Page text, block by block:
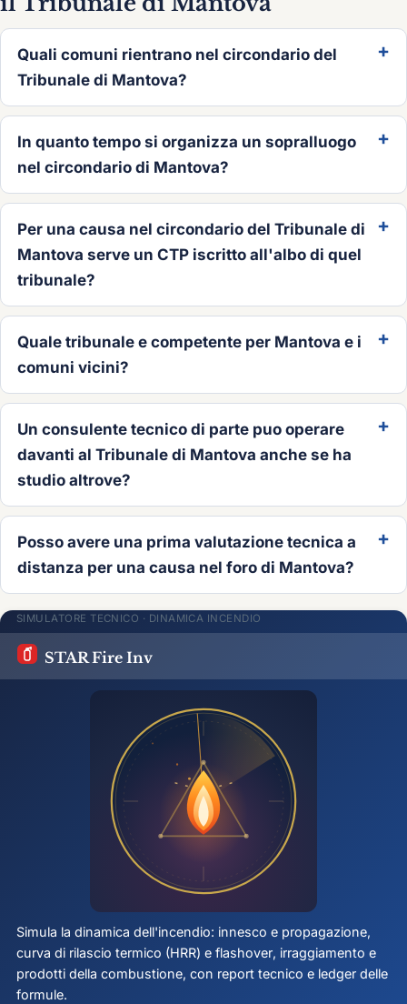
Quali comuni rientrano nel circondario del
Tribunale di Mantova?
In quanto tempo si organizza un sopralluogo
nel circondario di Mantova?
Per una causa nel circondario del Tribunale di
Mantova serve un CTP iscritto all'albo di quel
tribunale?
Quale tribunale e competente per Mantova e i
comuni vicini?
Un consulente tecnico di parte puo operare
davanti al Tribunale di Mantova anche se ha
studio altrove?
Posso avere una prima valutazione tecnica a
distanza per una causa nel foro di Mantova?
SIMULATORE TECNICO · DINAMICA INCENDIO
STAR Fire Inv
Simula la dinamica dell'incendio: innesco e propagazione,
curva di rilascio termico (HRR) e flashover, irraggiamento e
prodotti della combustione, con report tecnico e ledger delle
formule.